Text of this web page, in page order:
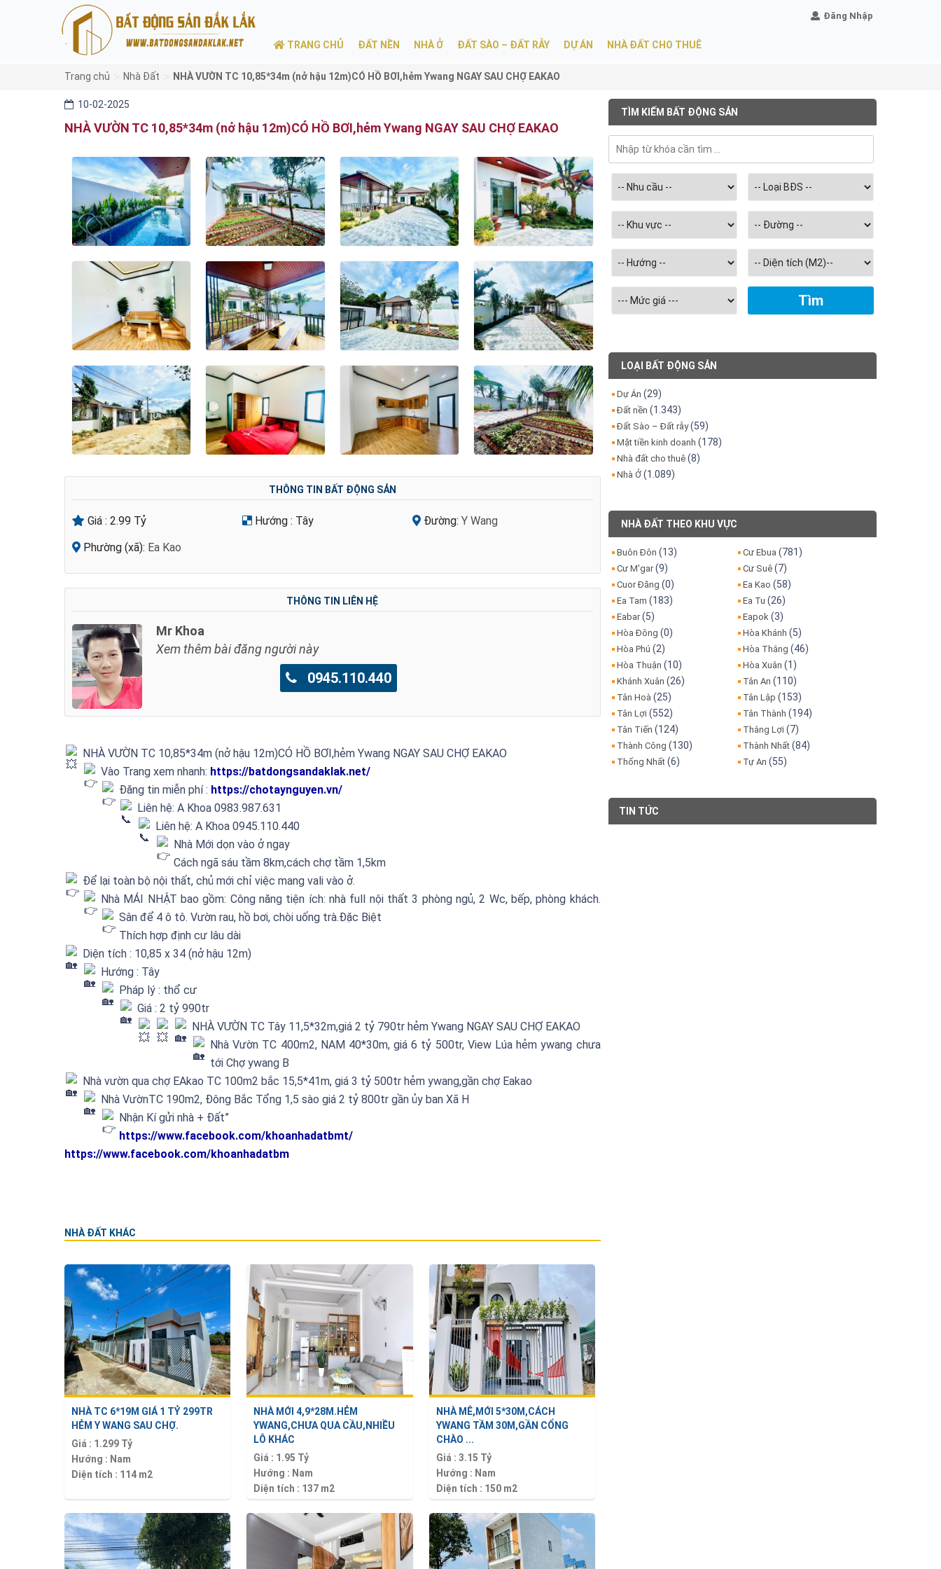
Đăng Nhập
TRANG CHỦ ĐẤT NỀN NHÀ Ở ĐẤT SÀO – ĐẤT RẪY DỰ ÁN NHÀ ĐẤT CHO THUÊ
Trang chủ Nhà Đất NHÀ VƯỜN TC 10,85*34m (nở hậu 12m)CÓ HỒ BƠI,hẻm Ywang NGAY SAU CHỢ EAKAO
10-02-2025
NHÀ VƯỜN TC 10,85*34m (nở hậu 12m)CÓ HỒ BƠI,hẻm Ywang NGAY SAU CHỢ EAKAO
THÔNG TIN BẤT ĐỘNG SẢN
Giá : 2.99 Tỷ Hướng : Tây Đường:Y Wang
Phường (xã): Ea Kao
THÔNG TIN LIÊN HỆ
Mr Khoa
Xem thêm bài đăng người này
0945.110.440
NHÀ VƯỜN TC 10,85*34m (nở hậu 12m)CÓ HỒ BƠI,hẻm Ywang NGAY SAU CHỢ EAKAO
Vào Trang xem nhanh: https://batdongsandaklak.net/
Đăng tin miễn phí : https://chotaynguyen.vn/
Liên hệ: A Khoa 0983.987.631
Liên hệ: A Khoa 0945.110.440
Nhà Mới dọn vào ở ngay
Cách ngã sáu tầm 8km,cách chợ tầm 1,5km
Để lại toàn bộ nội thất, chủ mới chỉ việc mang vali vào ở.
Nhà MÁI NHẬT bao gồm: Công năng tiện ích: nhà full nội thất 3 phòng ngủ, 2 Wc, bếp, phòng khách.
Sân để 4 ô tô. Vườn rau, hồ bơi, chòi uống trà.Đặc Biệt
Thích hợp định cư lâu dài
Diện tích : 10,85 x 34 (nở hậu 12m)
Hướng : Tây
Pháp lý : thổ cư
Giá : 2 tỷ 990tr
NHÀ VƯỜN TC Tây 11,5*32m,giá 2 tỷ 790tr hẻm Ywang NGAY SAU CHỢ EAKAO
Nhà Vườn TC 400m2, NAM 40*30m, giá 6 tỷ 500tr, View Lúa hẻm ywang chưa
tới Chợ ywang B
Nhà vườn qua chợ EAkao TC 100m2 bắc 15,5*41m, giá 3 tỷ 500tr hẻm ywang,gần chợ Eakao
Nhà VườnTC 190m2, Đông Bắc Tổng 1,5 sào giá 2 tỷ 800tr gần ủy ban Xã H
Nhận Kí gửi nhà + Đất”
https://www.facebook.com/khoanhadatbmt/
https://www.facebook.com/khoanhadatbm
NHÀ ĐẤT KHÁC
NHÀ TC 6*19M GIÁ 1 TỶ 299TR
HẺM Y WANG SAU CHỢ.
Giá : 1.299 Tỷ
Hướng : Nam
Diện tích : 114 m2
NHÀ MỚI 4,9*28M.HẺM
YWANG,CHƯA QUA CẦU,NHIỀU
LÔ KHÁC
Giá : 1.95 Tỷ
Hướng : Nam
Diện tích : 137 m2
NHÀ MÊ,MỚI 5*30M,CÁCH
YWANG TẦM 30M,GẦN CỔNG
CHÀO ...
Giá : 3.15 Tỷ
Hướng : Nam
Diện tích : 150 m2
TÌM KIẾM BẤT ĐỘNG SẢN
Chọn
diện
tích
LOẠI BẤT ĐỘNG SẢN
Dự Án (29)
Đất nền (1.343)
Đất Sào – Đất rẫy(59)
Mặt tiền kinh doanh (178)
Nhà đất cho thuê (8)
Nhà Ở (1.089)
NHÀ ĐẤT THEO KHU VỰC
Buôn Đôn (13) Cư Ebua (781)
Cư M'gar(9) Cư Suê (7)
Cuor Đăng (0) Ea Kao (58)
Ea Tam (183) Ea Tu (26)
Eabar(5) Eapok (3)
Hòa Đông (0) Hòa Khánh (5)
Hòa Phú (2) Hòa Thắng (46)
Hòa Thuận (10) Hòa Xuân (1)
Khánh Xuân (26) Tân An (110)
Tân Hoà (25) Tân Lập (153)
Tân Lợi (552) Tân Thành (194)
Tân Tiến (124) Thắng Lợi (7)
Thành Công (130) Thành Nhất (84)
Thống Nhất (6) Tự An (55)
TIN TỨC